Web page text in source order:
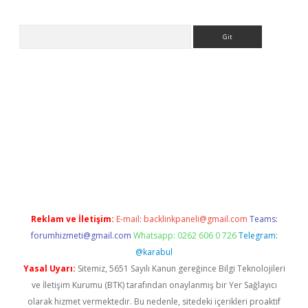
Reklam ve İletişim: E-mail: backlinkpaneli@gmail.com Teams:
forumhizmeti@gmail.com Whatsapp: 0262 606 0 726 Telegram:
@karabul
Yasal Uyarı: Sitemiz, 5651 Sayılı Kanun gereğince Bilgi Teknolojileri
ve İletişim Kurumu (BTK) tarafından onaylanmış bir Yer Sağlayıcı
olarak hizmet vermektedir. Bu nedenle, sitedeki içerikleri proaktif